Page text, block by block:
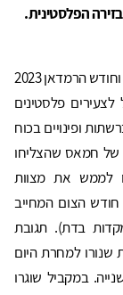
הפלסטינית.
מחולל הסלמה בזירה הפלסטינית במהלך חג הפסח וחודש הרמדאן 2023
ישראל לצעירים פלסטינים
ופינויים בכוח
של חמאס שהצליחו
לממש את מצוות
הצום המחייב
בדת). תגובת
הייתה מטח של 34 רקטות שנורו למחרת היום
במקביל שוגרו